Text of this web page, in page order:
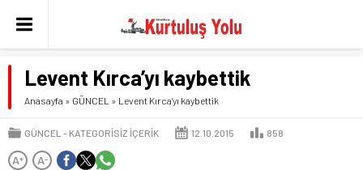
Levent Kırca’yı kaybettik
Anasayfa » GÜNCEL » Levent Kırca’yı kaybettik
GÜNCEL KATEGORISIZ IÇERIK 12.10.2015 858
A+ A-